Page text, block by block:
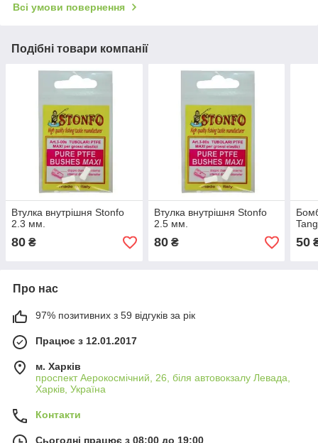
Всі умови повернення
Подібні товари компанії
Втулка внутрішня Stonfo
2.3 мм.
80 ₴
Втулка внутрішня Stonfo
2.5 мм.
80₴ 50
Про нас
97% позитивних з 59 відгуків за рік
Працює з 12.01.2017
м. Харків
проспект Аерокосмічний, 26, біля автовокзалу Левада,
Харків, Україна
Контакти
Сьогодні працює з 08:00 до 19:00